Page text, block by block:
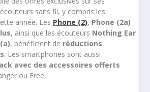
sans fil, y compris les
année. Les Phone (2), Phone (2a)
, ainsi que les écouteurs Nothing Ear
, bénéficient de réductions
. Les smartphones sont aussi
avec des accessoires offerts
ou Free.